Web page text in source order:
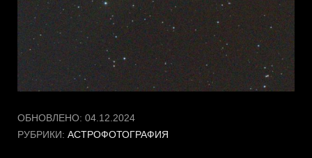
ОБНОВЛЕНО: 04.12.2024
РУБРИКИ: АСТРОФОТОГРАФИЯ